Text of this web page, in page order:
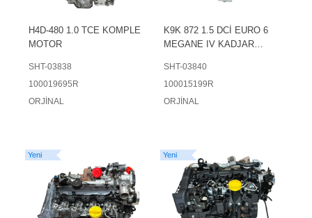
H4D-480 1.0 TCE KOMPLE
MOTOR
SHT-03838
100019695R
ORJİNAL
K9K 872 1.5 DCİ EURO 6
MEGANE IV KADJAR
SHT-03840
100015199R
ORJİNAL
Yeni Yeni